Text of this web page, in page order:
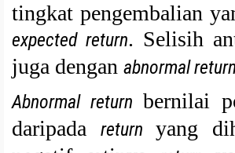
tingkat pengembalian
expected return. Selisih
juga dengan abnormal return
Abnormal return bernilai
daripadareturnyang